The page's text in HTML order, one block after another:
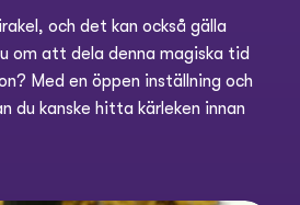
och det kan också gälla
om att dela denna magiska tid
Med en öppen inställning och
du kanske hitta kärleken innan